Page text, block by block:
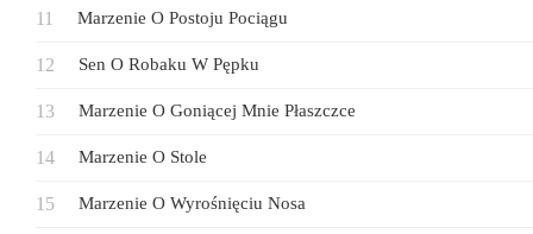
Marzenie O Postoju Pociągu
Sen O Robaku W Pępku
Marzenie O Goniącej Mnie Płaszczce
Marzenie O Stole
Marzenie O Wyrośnięciu Nosa